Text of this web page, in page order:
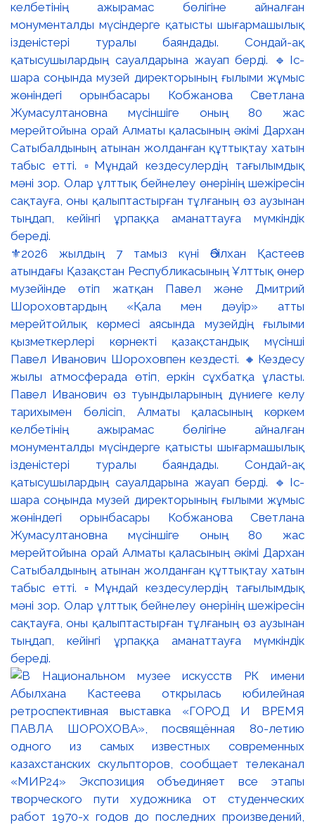
⚜️2026 жылдың 7 тамыз күні Әбілхан Қастеев
атындағы Қазақстан Республикасының Ұлттық өнер
музейінде өтіп жатқан Павел және Дмитрий
Шороховтардың «Қала мен дәуір» атты
мерейтойлық көрмесі аясында музейдің ғылыми
қызметкерлері көрнекті қазақстандық мүсінші
Павел Иванович Шороховпен кездесті. 🔸Кездесу
жылы атмосферада өтіп, еркін сұхбатқа ұласты.
Павел Иванович өз туындыларының дүниеге келу
тарихымен бөлісіп, Алматы қаласының көркем
келбетінің ажырамас бөлігіне айналған
монументалды мүсіндерге қатысты шығармашылық
ізденістері туралы баяндады. Сондай-ақ
қатысушылардың сауалдарына жауап берді. 🔹Іс-
шара соңында музей директорының ғылыми жұмыс
жөніндегі орынбасары Кобжанова Светлана
Жумасултановна мүсіншіге оның 80 жас
мерейтойына орай Алматы қаласының әкімі Дархан
Сатыбалдының атынан жолданған құттықтау хатын
табыс етті. ▫️Мұндай кездесулердің тағылымдық
мәні зор. Олар ұлттық бейнелеу өнерінің шежіресін
сақтауға, оны қалыптастырған тұлғаның өз аузынан
тыңдап, кейінгі ұрпаққа аманаттауға мүмкіндік
береді.